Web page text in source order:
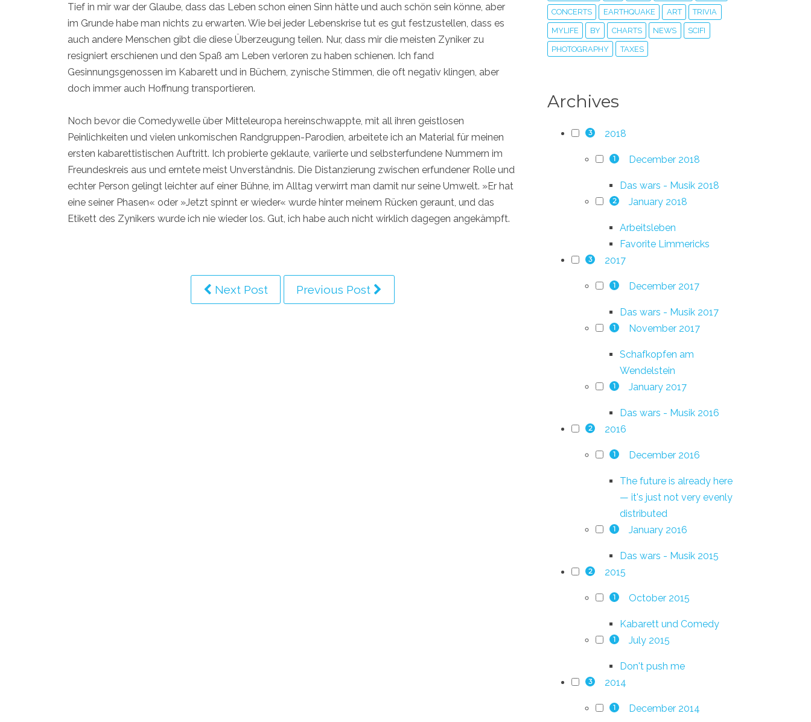
Tief in mir war der Glaube, dass das Leben schon einen Sinn hätte und auch schön sein könne, aber
im Grunde habe man nichts zu erwarten. Wie bei jeder Lebenskrise tut es gut festzustellen, dass es
auch andere Menschen gibt die diese Überzeugung teilen. Nur, dass mir die meisten Zyniker zu
resigniert erschienen und den Spaß am Leben verloren zu haben schienen. Ich fand
Gesinnungsgenossen im Kabarett und in Büchern, zynische Stimmen, die oft negativ klingen, aber
doch immer auch Hoffnung transportieren.
Noch bevor die Comedywelle über Mitteleuropa hereinschwappte, mit all ihren geistlosen
Peinlichkeiten und vielen unkomischen Randgruppen-Parodien, arbeitete ich an Material für meinen
ersten kabarettistischen Auftritt. Ich probierte geklaute, variierte und selbsterfundene Nummern im
Freundeskreis aus und erntete meist Unverständnis. Die Distanzierung zwischen erfundener Rolle und
echter Person gelingt leichter auf einer Bühne, im Alltag verwirrt man damit nur seine Umwelt. »Er hat
eine seiner Phasen« oder »Jetzt spinnt er wieder« wurde hinter meinem Rücken geraunt, und das
Etikett des Zynikers wurde ich nie wieder los. Gut, ich habe auch nicht wirklich dagegen angekämpft.
Next Post Previous Post
CONCERTS EARTHQUAKE ART TRIVIA
MYLIFE BY CHARTS NEWS SCIFI
PHOTOGRAPHY TAXES
Archives
3 2018
1 December 2018
Das wars - Musik 2018
2 January 2018
Arbeitsleben
Favorite Limmericks
3 2017
1 December 2017
Das wars - Musik 2017
1 November 2017
Schafkopfen am
Wendelstein
1 January 2017
Das wars - Musik 2016
2 2016
1 December 2016
The future is already here
— it's just not very evenly
distributed
1 January 2016
Das wars - Musik 2015
2 2015
1 October 2015
Kabarett und Comedy
1 July 2015
Don't push me
3 2014
1 December 2014